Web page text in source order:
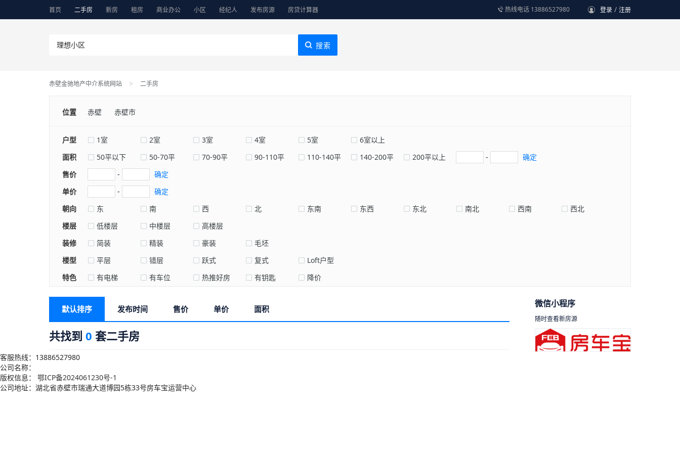
首页 二手房 新房 租房 商业办公 小区 经纪人 发布房源 房贷计算器 热线电话 13886527980 登录 / 注册
搜索
赤壁金驰地产中介系统网站 > 二手房
位置 赤壁 赤壁市
户型 1室 2室 3室 4室 5室
6室以上
面积
50平以下 50-70平 70-90平 90-110平 110-140平 140-200平 200平以上 -
确定
售价
-
确定
单价
-
确定
朝向
东 南 西 北 东南 东西 东北 南北 西南
西北
楼层
低楼层 中楼层
高楼层
装修
简装 精装 豪装
毛坯
楼型
平层 错层 跃式 复式
Loft户型
特色
有电梯 有车位 热推好房 有钥匙 降价
默认排序 发布时间 售价 单价 面积
共找到 0 套二手房
微信小程序
随时查看新房源
客服热线：13886527980
公司名称：
版权信息： 鄂ICP备2024061230号-1
公司地址：湖北省赤壁市瑞通大道博园5栋33号房车宝运营中心